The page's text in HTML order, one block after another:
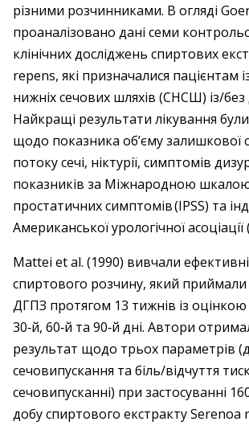
різними розчинниками. В огляді
проаналізовано дані семи
клінічних досліджень спиртових
repens, які призначалися пацієнтам
нижніх сечових шляхів (СНСШ) із/
Найкращі результати лікування були
щодо показника об’єму залишкової
потоку сечі, ніктурії, симптомів
показників за Міжнародною
простатичних симптомів (IPSS) та
Американської урологічної асоціації
Mattei et al. (1990) вивчали
спиртового розчину, який приймали
ДГПЗ протягом 13 тижнів із оцінкою
30‑й, 60‑й та 90‑й дні. Автори
результат щодо трьох параметрів
сечовипускання та біль/відчуття
сечовипусканні) при застосуванні
добу спиртового екстракту Serenoa